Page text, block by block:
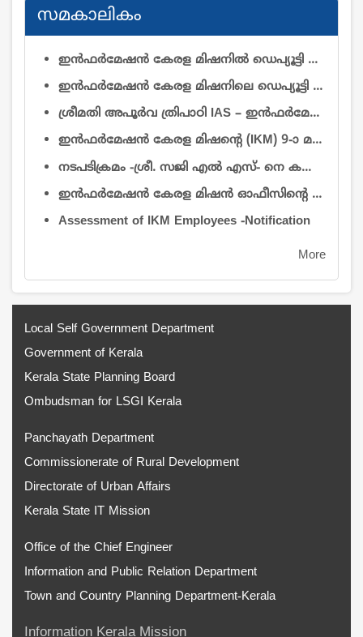
സമകാലികം
ഇൻഫർമേഷൻ കേരള മിഷനിൽ ഡെപ്യൂട്ടി ഡയറക്ടർ (റിസർച്ച് & ഡെവലപ്മെന്റ്)യും ഡെപ്യൂട്ടി ഡയറക്ടർ (ഓപ്പറേഷൻ & മെയിന്റനൻസ്)യും തസ്തികകളിലെ ഒഴിവുകൾ നികത്തുന്നതിനുള്ള വിജ്ഞാപനം
ഇൻഫർമേഷൻ കേരള മിഷനിലെ ഡെപ്യൂട്ടി ഡയറക്ടർ ഡോ. കെ. പി. നൗഫലിനെ (ആർ & ഡി) സേവനത്തിൽ നിന്ന് വിടുതൽ ചെയ്യുകയും ചുമതല കൈമാറ്റം ചെയ്യുകയും ചെയ്യുന്നതു സംബന്ധിച്ച്
ശ്രീമതി അപൂർവ ത്രിപാഠി IAS – ഇൻഫർമേഷൻ കേരള മിഷൻ എക്സിക്യൂട്ടീവ് ഡയറക്ടറായി ചുമതലയേറ്റത് – സംബന്ധിച്ച്
ഇൻഫർമേഷൻ കേരള മിഷന്റെ (IKM) 9-ാ മത് ഗവേണിംഗ് ബോഡി യോഗത്തിൽ പങ്കെടുക്കുന്ന അംഗങ്ങൾക്ക് ബാഗ്, പെൻഡ്രൈവ് നൽകുന്നതിനായി താല്പര്യമുള്ള സ്ഥാപനങ്ങളിൽ നിന്നും മത്സരസ്വഭാവമുള്ള ക്വട്ടേഷനുകൾ ക്ഷണിച്ചുകൊള്ളുന്നു.
നടപടിക്രമം -ശ്രീ. സജി എൽ എസ്- നെ കൺട്രോളർ ഓഫ് അഡ്മിനിസ്ട്രേഷൻ തസ്തികയിൽ അന്യത്ര സേവനാടിസ്ഥാനത്തിൽ - ജോലിയിൽ പ്രവേശിപ്പിച്ച് ഉത്തരവ്
ഇന്‍ഫര്‍മേഷന്‍ കേരള മിഷന്‍ ഓഫീസിൻ്റെ ആവശ്യത്തിന് 2026 ആഗസ്റ്റ് 1 മുതല്‍ കരാര്‍ അടിസ്ഥാനത്തില്‍ 2 കാറുകൾ ഓടുന്നതിന് ട്രാവല്‍ ഏജന്‍സികള്‍/വാഹന ഉടമകളില്‍ നിന്നും ക്വട്ടേഷന്‍ ക്ഷണിച്ചുകൊള്ളുന്നു
Assessment of IKM Employees -Notification
More
Local Self Government Department
Government of Kerala
Kerala State Planning Board
Ombudsman for LSGI Kerala
Panchayath Department
Commissionerate of Rural Development
Directorate of Urban Affairs
Kerala State IT Mission
Office of the Chief Engineer
Information and Public Relation Department
Town and Country Planning Department-Kerala
Information Kerala Mission